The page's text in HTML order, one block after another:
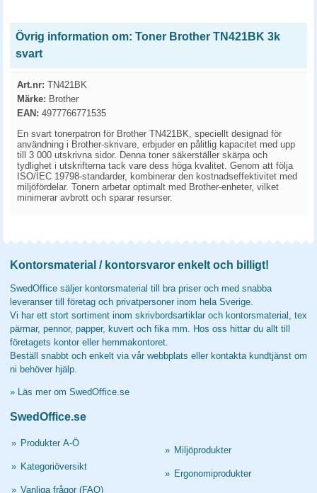
Övrig information om: Toner Brother TN421BK 3k
svart
Art.nr: TN421BK
Märke: Brother
EAN: 4977766771535
En svart tonerpatron för Brother TN421BK, speciellt designad för
användning i Brother-skrivare, erbjuder en pålitlig kapacitet med upp
till 3 000 utskrivna sidor. Denna toner säkerställer skärpa och
tydlighet i utskrifterna tack vare dess höga kvalitet. Genom att följa
ISO/IEC 19798-standarder, kombinerar den kostnadseffektivitet med
miljöfördelar. Tonern arbetar optimalt med Brother-enheter, vilket
minimerar avbrott och sparar resurser.
Kontorsmaterial / kontorsvaror enkelt och billigt!
SwedOffice säljer kontorsmaterial till bra priser och med snabba
leveranser till företag och privatpersoner inom hela Sverige.
Vi har ett stort sortiment inom skrivbordsartiklar och kontorsmaterial, tex
pärmar, pennor, papper, kuvert och fika mm. Hos oss hittar du allt till
företagets kontor eller hemmakontoret.
Beställ snabbt och enkelt via vår webbplats eller kontakta kundtjänst om
ni behöver hjälp.
» Läs mer om SwedOffice.se
SwedOffice.se
» Produkter A-Ö
» Kategoriöversikt
» Vanliga frågor (FAQ)
» Miljöprodukter
» Ergonomiprodukter